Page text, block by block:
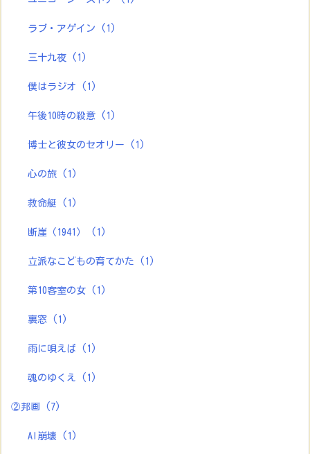
ラブ・アゲイン (1)
三十九夜 (1)
僕はラジオ (1)
午後10時の殺意 (1)
博士と彼女のセオリー (1)
心の旅 (1)
救命艇 (1)
断崖（1941） (1)
立派なこどもの育てかた (1)
第10客室の女 (1)
裏窓 (1)
雨に唄えば (1)
魂のゆくえ (1)
②邦画 (7)
AI崩壊 (1)